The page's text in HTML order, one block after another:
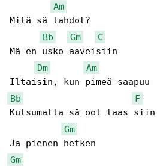
Am
Mitä sä tahdot?
Bb
Gm
C
Mä en usko aaveisiin
Dm
Am
Bb
F
Kutsumatta sä oot taas siin
Gm
Gm